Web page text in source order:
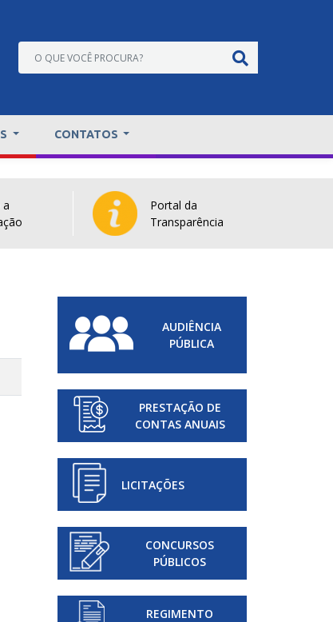
CONTATOS
a
Portal da
Transparência
AUDIÊNCIA
PÚBLICA
PRESTAÇÃO DE
CONTAS ANUAIS
LICITAÇÕES
CONCURSOS
PÚBLICOS
REGIMENTO